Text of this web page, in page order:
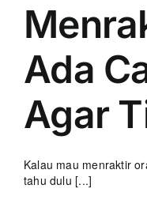
Ada
Agar
Kalau mau menraktir
tahu dulu [...]